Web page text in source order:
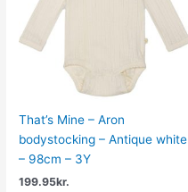
That’s Mine – Aron
bodystocking – Antique white
– 98cm – 3Y
199.95kr.